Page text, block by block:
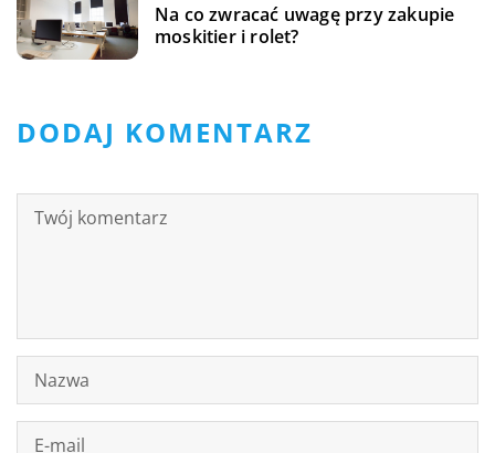
Na co zwracać uwagę przy zakupie
moskitier i rolet?
DODAJ KOMENTARZ